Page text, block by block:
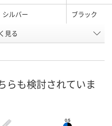
シルバー ブラック
EP55554 EP55594
8月13日（木）
ついてご連絡
数量
見る
らも検討されていま